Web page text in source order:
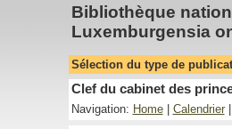
Bibliothèque
Luxemburgensia
Sélection du type de
Clef du cabinet des
Navigation: Home| Calendrier|